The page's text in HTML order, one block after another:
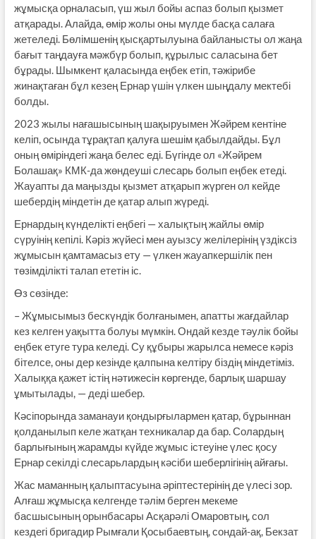
жұмысқа орналасып, үш жыл бойы аспаз болып қызмет
атқарады. Алайда, өмір жолы оны мүлде басқа салаға
жетеледі. Бөлімшенің қысқартылуына байланысты ол жаңа
бағыт таңдауға мәжбүр болып, құрылыс саласына бет
бұрады. Шымкент қаласында еңбек етіп, тәжірибе
жинақтаған бұл кезең Ернар үшін үлкен шыңдалу мектебі
болды.
2023 жылы нағашысының шақыруымен Жәйрем кентіне
келіп, осында тұрақтап қалуға шешім қабылдайды. Бұл
оның өміріндегі жаңа белес еді. Бүгінде ол «Жәйрем
Болашақ» КМК-да жөндеуші слесарь болып еңбек етеді.
Жауапты да маңызды қызмет атқарып жүрген ол кейде
шебердің міндетін де қатар алып жүреді.
Ернардың күнделікті еңбегі — халықтың жайлы өмір
сүруінің кепілі. Кәріз жүйесі мен ауызсу желілерінің үздіксіз
жұмысын қамтамасыз ету — үлкен жауапкершілік пен
төзімділікті талап ететін іс.
Өз сөзінде:
– Жұмысымыз бескүндік болғанымен, апатты жағдайлар
кез келген уақытта болуы мүмкін. Ондай кезде тәулік бойы
еңбек етуге тура келеді. Су құбыры жарылса немесе кәріз
бітелсе, оны дер кезінде қалпына келтіру біздің міндетіміз.
Халыққа қажет істің нәтижесін көргенде, барлық шаршау
ұмытылады, — деді шебер.
Кәсіпорында заманауи қондырғылармен қатар, бұрыннан
қолданылып келе жатқан техникалар да бар. Солардың
барлығының жарамды күйде жұмыс істеуіне үлес қосу
Ернар секілді слесарьлардың кәсіби шеберлігінің айғағы.
Жас маманның қалыптасуына әріптестерінің де үлесі зор.
Алғаш жұмысқа келгенде тәлім берген мекеме
басшысының орынбасары Асқарәлі Омаровтың, сол
кездегі бригадир Рымғали Қосыбаевтың, сондай-ақ, Бекзат